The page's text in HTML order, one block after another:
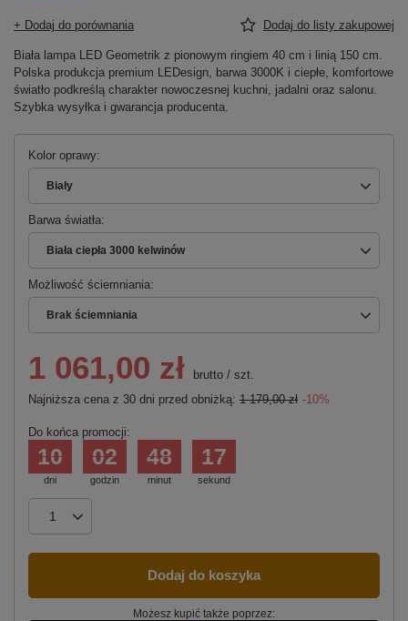
+ Dodaj do porównania Dodaj do listy zakupowej
Biała lampa LED Geometrik z pionowym ringiem 40 cm i linią 150 cm.
Polska produkcja premium LEDesign, barwa 3000K i ciepłe, komfortowe
światło podkreślą charakter nowoczesnej kuchni, jadalni oraz salonu.
Szybka wysyłka i gwarancja producenta.
Kolor oprawy
Biały
Barwa światła
Biała ciepła 3000 kelwinów
Możliwość ściemniania
Brak ściemniania
1 061,00 zł brutto / szt.
Najniższa cena z 30 dni przed obniżką: 1 179,00 zł -10%
Do końca promocji:
dni
10
godzin
02
minut
48
sekund
16
Dodaj do koszyka
Możesz kupić także poprzez: